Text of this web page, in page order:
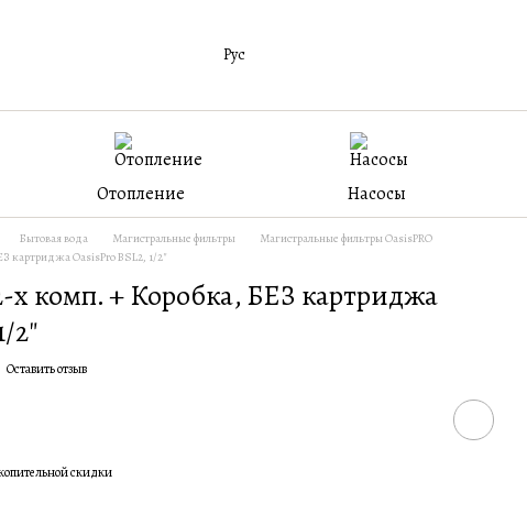
Рус
Отопление Насосы
Бытовая вода Магистральные фильтры
Магистральные фильтры OasisPRO
картриджа OasisPro BSL2, 1/2″
х комп. + Коробка, БЕЗ картриджа
2″
Оставить отзыв
скидки